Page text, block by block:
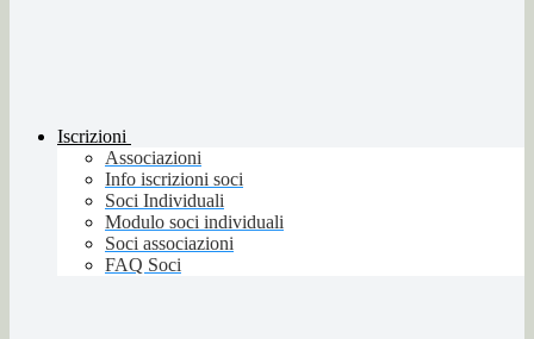
Iscrizioni
Associazioni
Info iscrizioni soci
Soci Individuali
Modulo soci individuali
Soci associazioni
FAQ Soci